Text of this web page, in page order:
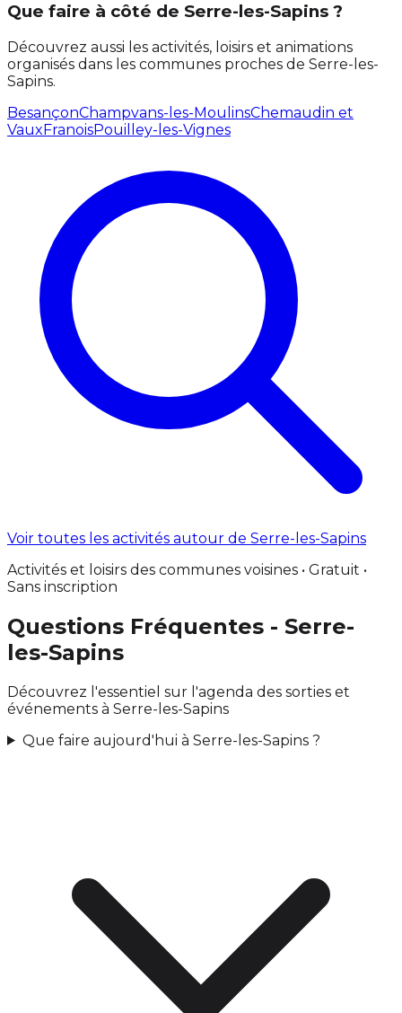
Que faire à côté de Serre-les-Sapins ?
Découvrez aussi les activités, loisirs et animations
organisés dans les communes proches de Serre-les-
Sapins.
BesançonChampvans-les-MoulinsChemaudin et
VauxFranoisPouilley-les-Vignes
Voir toutes les activités autour de Serre-les-Sapins
Activités et loisirs des communes voisines • Gratuit •
Sans inscription
Questions Fréquentes - Serre-
les-Sapins
Découvrez l'essentiel sur l'agenda des sorties et
événements à Serre-les-Sapins
Que faire aujourd'hui à Serre-les-Sapins ?